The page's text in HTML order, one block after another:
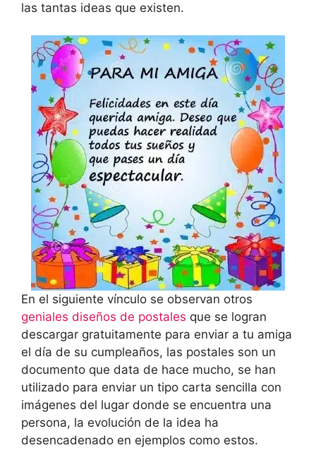
las tantas ideas que existen.
En el siguiente vínculo se observan otros
geniales diseños de postales que se logran
descargar gratuitamente para enviar a tu amiga
el día de su cumpleaños, las postales son un
documento que data de hace mucho, se han
utilizado para enviar un tipo carta sencilla con
imágenes del lugar donde se encuentra una
persona, la evolución de la idea ha
desencadenado en ejemplos como estos.